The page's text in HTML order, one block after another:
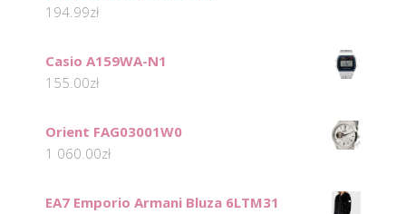
194.99zł
Casio A159WA-N1
155.00zł
Orient FAG03001W0
1 060.00zł
EA7 Emporio Armani Bluza 6LTM31